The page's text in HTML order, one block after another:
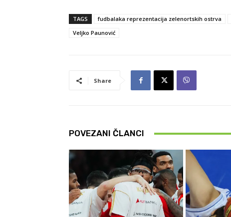
TAGS fudbalaka reprezentacija zelenortskih ostrva
Veljko Paunović
Share
POVEZANI ČLANCI